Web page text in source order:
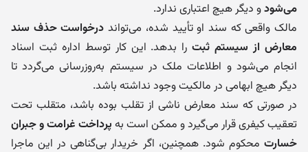
می‌شودو دیگر هیچ اعتباری ندارد.
مالک واقعی که سند او تأیید شده، می‌تواند درخواست حذف سند
معارض از سیستم ثبترا بدهد. این کار توسط اداره ثبت اسناد
انجام می‌شود و اطلاعات ملک در سیستم به‌روزرسانی می‌گردد تا
دیگر هیچ ابهامی در مالکیت وجود نداشته باشد.
در صورتی که سند معارض ناشی از تقلب بوده باشد، متقلب تحت
تعقیب کیفری قرار می‌گیرد و ممکن است به پرداخت غرامت و جبران
خسارت محکوم شود. همچنین، اگر خریدار بی‌گناهی در این ماجرا